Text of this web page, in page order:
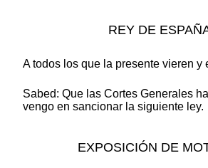
REY DE
A todos los que la presente vieren y
Sabed: Que las Cortes Generales
vengo en sancionar la siguiente ley.
EXPOSICIÓN DE